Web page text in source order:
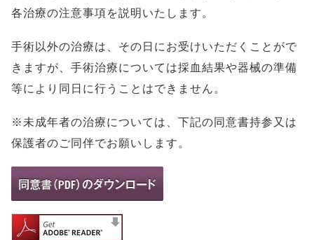
各治療の注意事項を説明いたします。
手術以外の治療は、その日にお受けいただくことがで
きますが、手術治療については採血結果や器械の準備
等により同日に行うことはできません。
※未成年者の治療については、下記の同意書持参又は
保護者のご同伴でお願いします。